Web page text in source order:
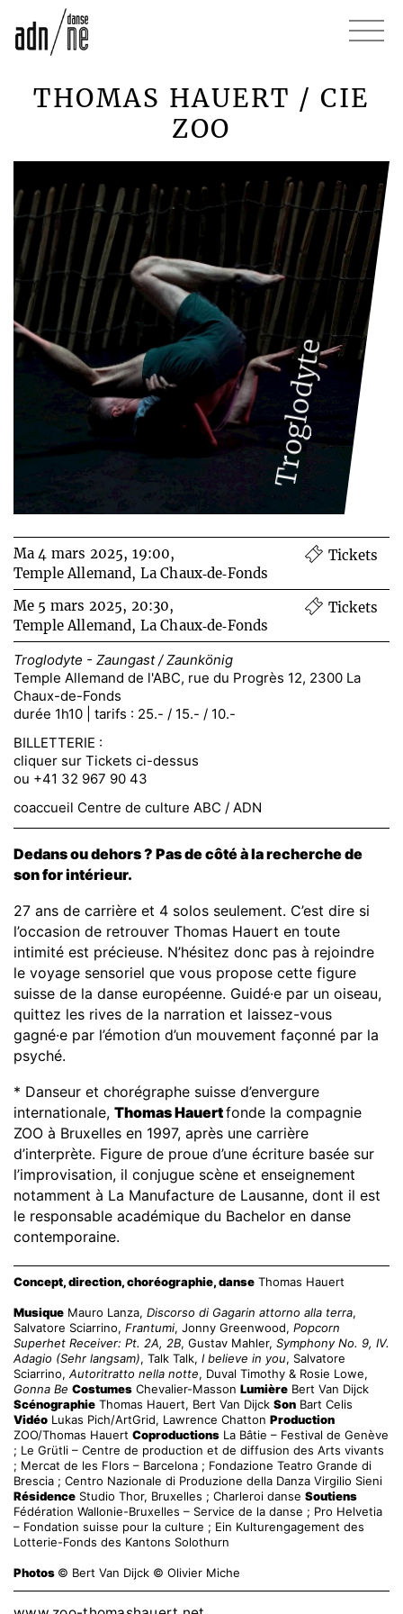
THOMAS HAUERT / CIE
ZOO
Troglodyte
Ma 4 mars 2025, 19:00,
Temple Allemand, La Chaux‑de‑Fonds
Tickets
Me 5 mars 2025, 20:30,
Temple Allemand, La Chaux‑de‑Fonds
Tickets
Troglodyte - Zaungast / Zaunkönig
Temple Allemand de l'ABC, rue du Progrès 12, 2300 La
Chaux-de-Fonds
durée 1h10 | tarifs : 25.- / 15.- / 10.-
BILLETTERIE :
cliquer sur Tickets ci-dessus
ou +41 32 967 90 43
coaccueil Centre de culture ABC / ADN
Dedans ou dehors ? Pas de côté à la recherche de
son for intérieur.
27 ans de carrière et 4 solos seulement. C’est dire si
l’occasion de retrouver Thomas Hauert en toute
intimité est précieuse. N’hésitez donc pas à rejoindre
le voyage sensoriel que vous propose cette figure
suisse de la danse européenne. Guidé·e par un oiseau,
quittez les rives de la narration et laissez-vous
gagné·e par l’émotion d’un mouvement façonné par la
psyché.
* Danseur et chorégraphe suisse d’envergure
internationale, Thomas Hauertfonde la compagnie
ZOO à Bruxelles en 1997, après une carrière
d’interprète. Figure de proue d’une écriture basée sur
l’improvisation, il conjugue scène et enseignement
notamment à La Manufacture de Lausanne, dont il est
le responsable académique du Bachelor en danse
contemporaine.
Concept, direction, choréographie, danse Thomas Hauert
Musique Mauro Lanza, Discorso di Gagarin attorno alla terra,
Salvatore Sciarrino, Frantumi, Jonny Greenwood, Popcorn
Superhet Receiver: Pt. 2A, 2B, Gustav Mahler, Symphony No. 9, IV.
Adagio (Sehr langsam), Talk Talk, I believe in you, Salvatore
Sciarrino, Autoritratto nella notte, Duval Timothy & Rosie Lowe,
Gonna Be Costumes Chevalier-Masson Lumière Bert Van Dijck
Scénographie Thomas Hauert, Bert Van Dijck Son Bart Celis
Vidéo Lukas Pich/ArtGrid, Lawrence Chatton Production
ZOO/Thomas Hauert Coproductions La Bâtie – Festival de Genève
; Le Grütli – Centre de production et de diffusion des Arts vivants
; Mercat de les Flors – Barcelona ; Fondazione Teatro Grande di
Brescia ; Centro Nazionale di Produzione della Danza Virgilio Sieni
Résidence Studio Thor, Bruxelles ; Charleroi danse Soutiens
Fédération Wallonie-Bruxelles – Service de la danse ; Pro Helvetia
– Fondation suisse pour la culture ; Ein Kulturengagement des
Lotterie-Fonds des Kantons Solothurn
Photos © Bert Van Dijck © Olivier Miche